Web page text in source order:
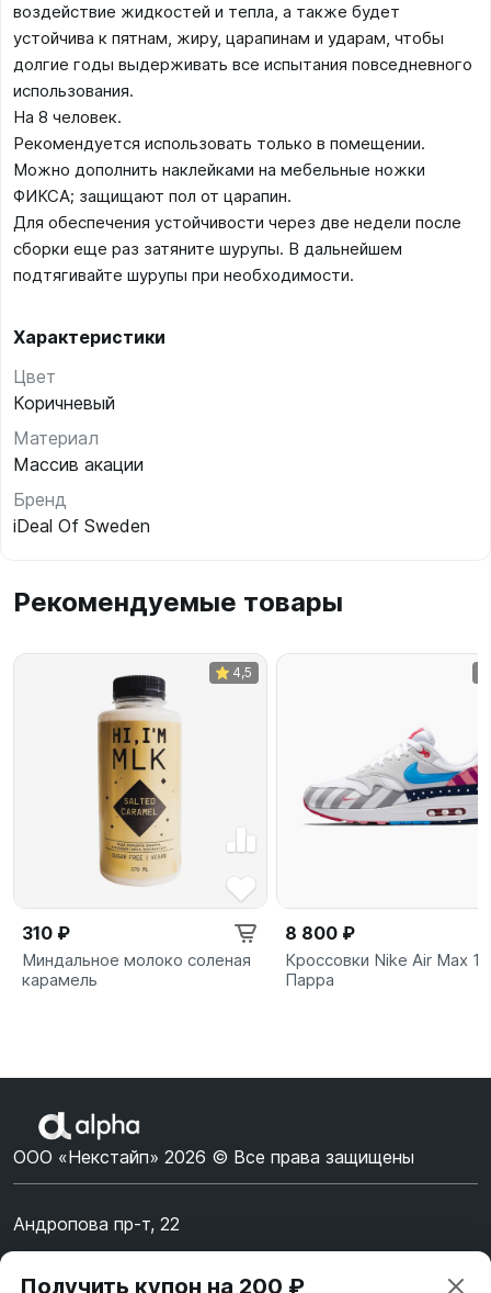
воздействие жидкостей и тепла, а также будет
устойчива к пятнам, жиру, царапинам и ударам, чтобы
долгие годы выдерживать все испытания повседневного
использования.
На 8 человек.
Рекомендуется использовать только в помещении.
Можно дополнить наклейками на мебельные ножки
ФИКСА; защищают пол от царапин.
Для обеспечения устойчивости через две недели после
сборки еще раз затяните шурупы. В дальнейшем
подтягивайте шурупы при необходимости.
Характеристики
Цвет
Коричневый
Материал
Массив акации
Бренд
iDeal Of Sweden
Рекомендуемые товары
4,5
310 ₽
Миндальное молоко соленая
карамель
8 800 ₽
Кроссовки Nike Air Max 1
Парра
ООО «Некстайп» 2026 © Все права защищены
Андропова пр-т, 22
Получить купон на 200 ₽